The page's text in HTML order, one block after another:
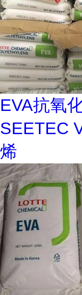
EVA抗氧
SEETEC
烯